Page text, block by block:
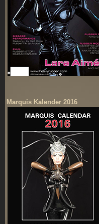
Marquis Kalender 2016